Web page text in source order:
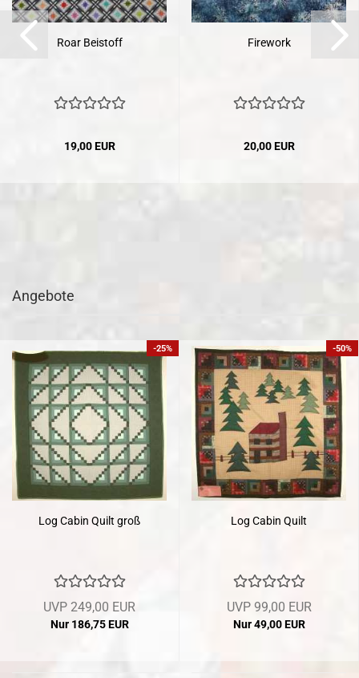
Roar Beistoff
19,00 EUR
Firework
20,00 EUR
Angebote
-25%
Log Cabin Quilt groß
UVP 249,00 EUR
Nur 186,75 EUR
-50%
Log Cabin Quilt
UVP 99,00 EUR
Nur 49,00 EUR